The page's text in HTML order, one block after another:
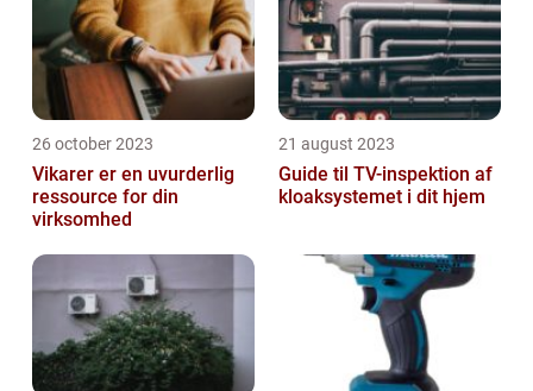
26 october 2023
Vikarer er en uvurderlig
ressource for din
virksomhed
21 august 2023
Guide til TV-inspektion af
kloaksystemet i dit hjem